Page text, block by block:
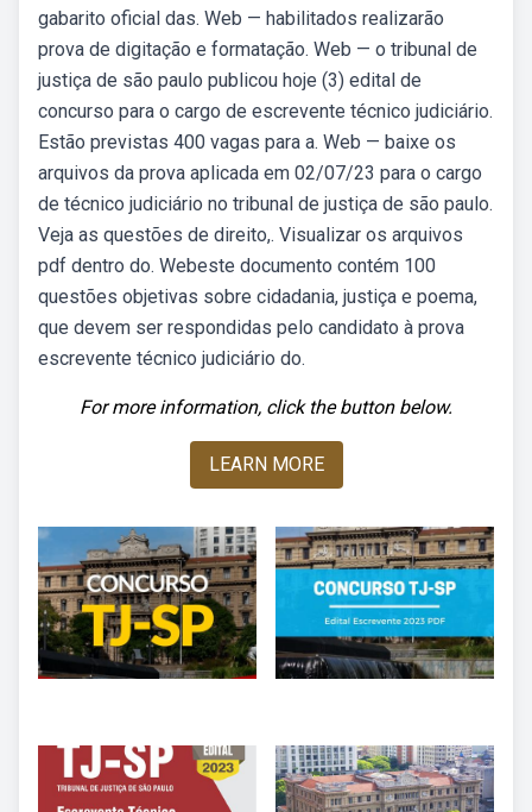
gabarito oficial das. Web — habilitados realizarão
prova de digitação e formatação. Web — o tribunal de
justiça de são paulo publicou hoje (3) edital de
concurso para o cargo de escrevente técnico judiciário.
Estão previstas 400 vagas para a. Web — baixe os
arquivos da prova aplicada em 02/07/23 para o cargo
de técnico judiciário no tribunal de justiça de são paulo.
Veja as questões de direito,. Visualizar os arquivos
pdf dentro do. Webeste documento contém 100
questões objetivas sobre cidadania, justiça e poema,
que devem ser respondidas pelo candidato à prova
escrevente técnico judiciário do.
For more information, click the button below.
LEARN MORE